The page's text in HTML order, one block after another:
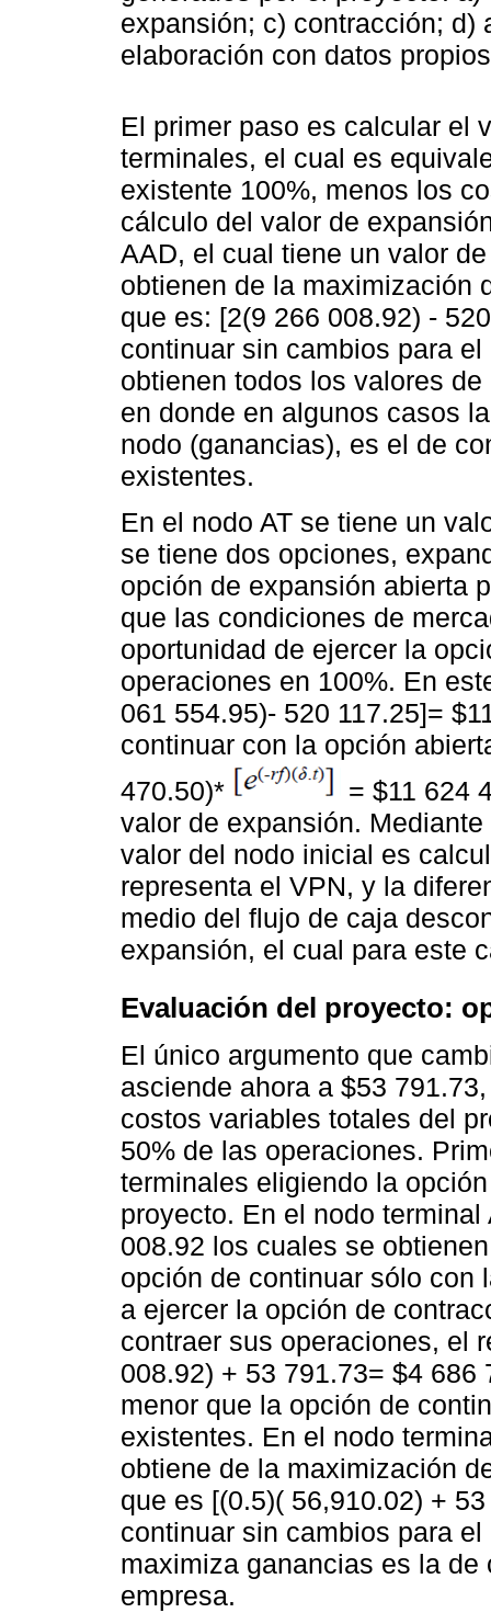
expansión; c) contracción; d)
elaboración con datos
El primer paso es calcular el
terminales, el cual es
existente 100%, menos los
cálculo del valor de
AAD, el cual tiene un valor
obtienen de la maximización
que es: [2(9 266 008.92) -
continuar sin cambios para
obtienen todos los valores
en donde en algunos casos
nodo (ganancias), es el de
existentes.
En el nodo AT se tiene un
se tiene dos opciones,
opción de expansión abierta
que las condiciones de
oportunidad de ejercer la
operaciones en 100%. En
061 554.95)- 520 117.25]=
continuar con la opción
470.50)*
= $11 624
valor de expansión.
valor del nodo inicial es
representa el VPN, y la
medio del flujo de caja
expansión, el cual para este
Evaluación del proyecto:
El único argumento que
asciende ahora a $53
costos variables totales del
50% de las operaciones.
terminales eligiendo la
proyecto. En el nodo
008.92 los cuales se
opción de continuar sólo con
a ejercer la opción de
contraer sus operaciones, el
008.92) + 53 791.73= $4
menor que la opción de
existentes. En el nodo
obtiene de la maximización
que es [(0.5)( 56,910.02) +
continuar sin cambios para
maximiza ganancias es la
empresa.